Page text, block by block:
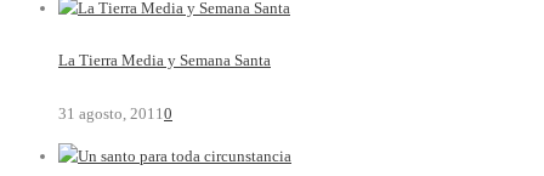
La Tierra Media y Semana Santa
31 agosto, 20110